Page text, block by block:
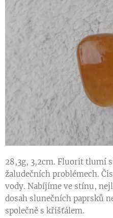
28,3g, 3,2cm. Fluorit tlumí
žaludečních problémech.
vody. Nabíjíme ve stínu,
dosah slunečních paprsků
společně s křišťálem.